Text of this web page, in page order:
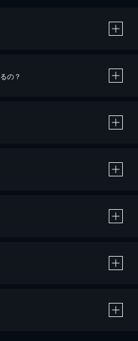
の？
ド決済による作品の購入 / レンタルです。